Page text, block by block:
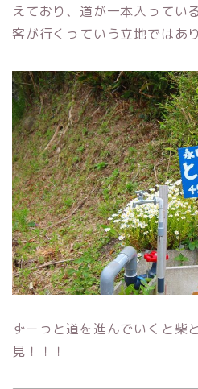
えており、道が一本入ってい
客が行くっていう立地ではあ
ずーっと道を進んでいくと柴
見！！！